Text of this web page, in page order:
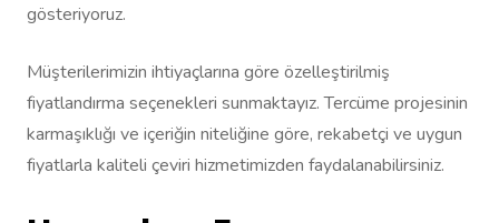
gösteriyoruz.
Müşterilerimizin ihtiyaçlarına göre özelleştirilmiş
fiyatlandırma seçenekleri sunmaktayız. Tercüme projesinin
karmaşıklığı ve içeriğin niteliğine göre, rekabetçi ve uygun
fiyatlarla kaliteli çeviri hizmetimizden faydalanabilirsiniz.